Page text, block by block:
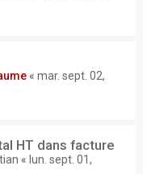
« mar. sept. 02,
HT dans facture
« lun. sept. 01,